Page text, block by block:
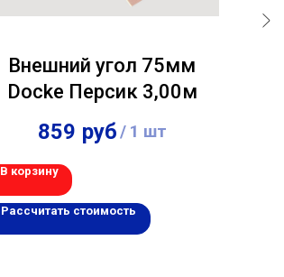
Внешний угол 75мм
Docke Персик 3,00м
859 руб/ 1 шт
В корзину
Рассчитать стоимость